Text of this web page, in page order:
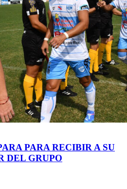
PARA RECIBIR A SU
DEL GRUPO